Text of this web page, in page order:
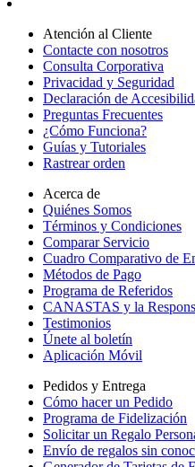
Atención al Cliente
Contacte con nosotros
Consulta Corporativa
Privacidad y Seguridad
Declaración de
Preguntas Frecuentes
¿Cómo Funciona?
Guías y Tutoriales
Rastrear orden
Acerca de
Quiénes Somos
Términos y Condiciones
Comparar Servicio
Cuadro Comparativo de
Métodos de Pago
Programa de Referidos
CANASTAS y la
Testimonios
Únete al boletín
Aplicación Móvil
Pedidos y Entrega
Cómo hacer un Pedido
Programa de Fidelización
Solicitar un Regalo
Envío de regalos sin